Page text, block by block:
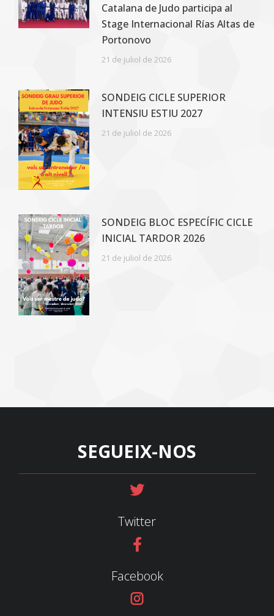
Catalana de Judo participa al
Stage Internacional Rías Altas de
Portonovo
21 de juliol de 2026
SONDEIG CICLE SUPERIOR
INTENSIU ESTIU 2027
21 de juliol de 2026
SONDEIG BLOC ESPECÍFIC CICLE
INICIAL TARDOR 2026
21 de juliol de 2026
SEGUEIX-NOS
Twitter
Facebook